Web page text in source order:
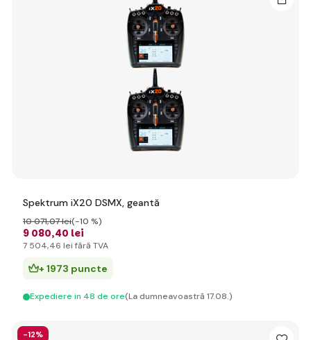
Spektrum iX20 DSMX, geantă
9 080,40 lei
10 071,07 lei(-10 %)
7 504,46 lei fără TVA
+ 1973 puncte
Expediere in 48 de ore(La dumneavoastră 17.08.)
-12%